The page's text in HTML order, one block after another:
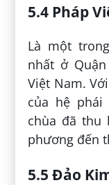
5.4 Pháp
Là một
nhất ở
Việt Nam.
của hệ phái
chùa đã thu
phương đến
5.5 Đảo